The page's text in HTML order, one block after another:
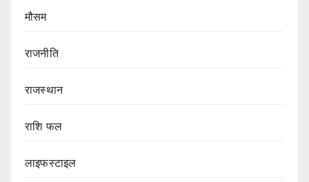
मौसम
राजनीति
राजस्थान
राशि फल
लाइफस्टाइल